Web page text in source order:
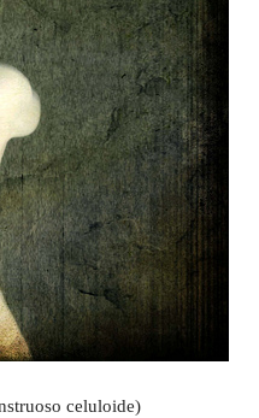
celuloide)